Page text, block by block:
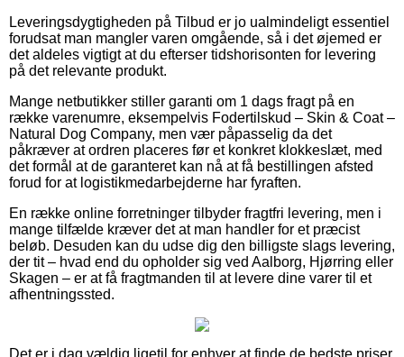
Leveringsdygtigheden på Tilbud er jo ualmindeligt essentiel
forudsat man mangler varen omgående, så i det øjemed er
det aldeles vigtigt at du efterser tidshorisonten for levering
på det relevante produkt.
Mange netbutikker stiller garanti om 1 dags fragt på en
række varenumre, eksempelvis Fodertilskud – Skin & Coat –
Natural Dog Company, men vær påpasselig da det
påkræver at ordren placeres før et konkret klokkeslæt, med
det formål at de garanteret kan nå at få bestillingen afsted
forud for at logistikmedarbejderne har fyraften.
En række online forretninger tilbyder fragtfri levering, men i
mange tilfælde kræver det at man handler for et præcist
beløb. Desuden kan du udse dig den billigste slags levering,
der tit – hvad end du opholder sig ved Aalborg, Hjørring eller
Skagen – er at få fragtmanden til at levere dine varer til et
afhentningssted.
Det er i dag vældig ligetil for enhver at finde de bedste priser